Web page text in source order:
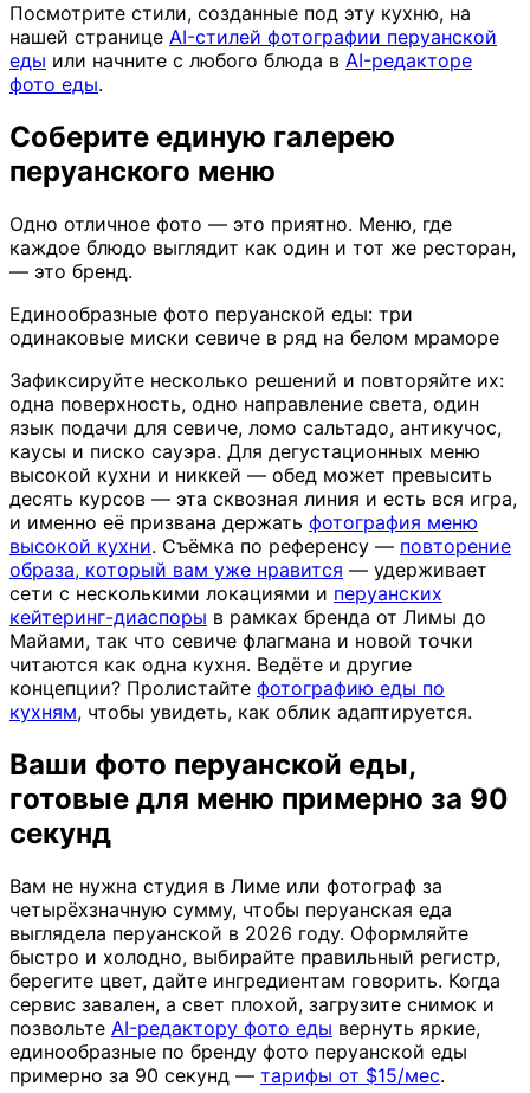
Посмотрите стили, созданные под эту кухню, на
нашей странице AI-стилей фотографии перуанской
еды или начните с любого блюда в AI-редакторе
фото еды.
Соберите единую галерею
перуанского меню
Одно отличное фото — это приятно. Меню, где
каждое блюдо выглядит как один и тот же ресторан,
— это бренд.
Единообразные фото перуанской еды: три
одинаковые миски севиче в ряд на белом мраморе
Зафиксируйте несколько решений и повторяйте их:
одна поверхность, одно направление света, один
язык подачи для севиче, ломо сальтадо, антикучос,
каусы и писко сауэра. Для дегустационных меню
высокой кухни и никкей — обед может превысить
десять курсов — эта сквозная линия и есть вся игра,
и именно её призвана держать фотография меню
высокой кухни. Съёмка по референсу — повторение
образа, который вам уже нравится — удерживает
сети с несколькими локациями и перуанских
кейтеринг-диаспоры в рамках бренда от Лимы до
Майами, так что севиче флагмана и новой точки
читаются как одна кухня. Ведёте и другие
концепции? Пролистайте фотографию еды по
кухням, чтобы увидеть, как облик адаптируется.
Ваши фото перуанской еды,
готовые для меню примерно за 90
секунд
Вам не нужна студия в Лиме или фотограф за
четырёхзначную сумму, чтобы перуанская еда
выглядела перуанской в 2026 году. Оформляйте
быстро и холодно, выбирайте правильный регистр,
берегите цвет, дайте ингредиентам говорить. Когда
сервис завален, а свет плохой, загрузите снимок и
позвольте AI-редактору фото еды вернуть яркие,
единообразные по бренду фото перуанской еды
примерно за 90 секунд — тарифы от $15/мес.